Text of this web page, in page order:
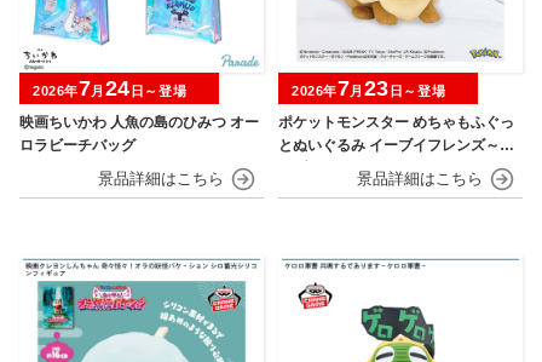
映画ちいかわ 人魚の島のひみつ オー
ロラビーチバッグ
2026年7月 24 日～登場
ポケットモンスター めちゃもふぐっ
とぬいぐるみ イーブイフレンズ～イ
ーブイ～おひるねver.
2026年7月 23 日～登場